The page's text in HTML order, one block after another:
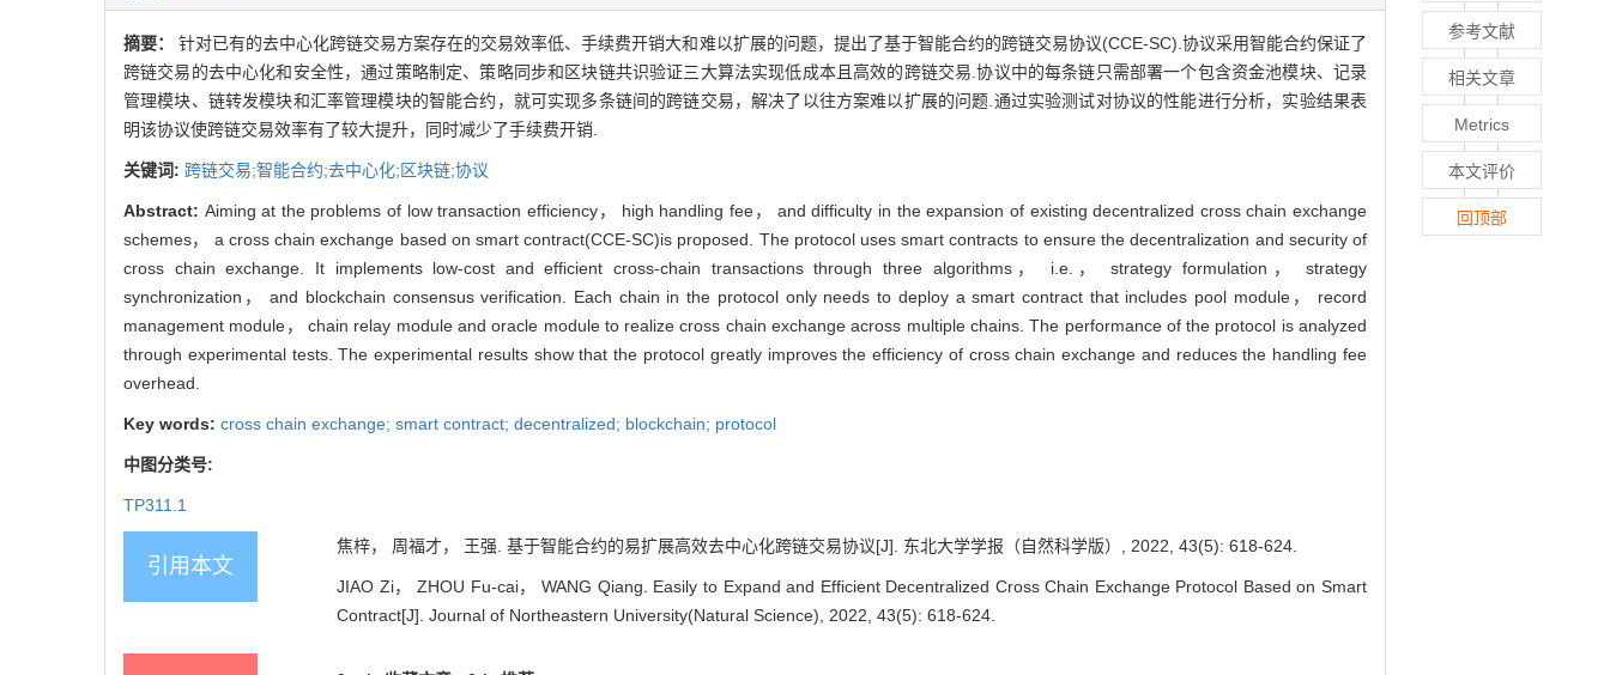
摘要：针对已有的去中心化跨链交易方案存在的交易效率低、手续费开销大和难以扩展的问题，提出了基于智能合约的跨链交易协议(CCE-SC).协议采用智能合约保证了
跨链交易的去中心化和安全性，通过策略制定、策略同步和区块链共识验证三大算法实现低成本且高效的跨链交易.协议中的每条链只需部署一个包含资金池模块、记录
管理模块、链转发模块和汇率管理模块的智能合约，就可实现多条链间的跨链交易，解决了以往方案难以扩展的问题.通过实验测试对协议的性能进行分析，实验结果表
明该协议使跨链交易效率有了较大提升，同时减少了手续费开销.
关键词: 跨链交易;智能合约;去中心化;区块链;协议
Abstract: Aiming at the problems of low transaction efficiency， high handling fee， and difficulty in the expansion of existing decentralized cross chain exchange
schemes， a cross chain exchange based on smart contract(CCE-SC)is proposed. The protocol uses smart contracts to ensure the decentralization and security of
cross chain exchange. It implements low-cost and efficient cross-chain transactions through three algorithms， i.e.， strategy formulation， strategy
synchronization， and blockchain consensus verification. Each chain in the protocol only needs to deploy a smart contract that includes pool module， record
management module， chain relay module and oracle module to realize cross chain exchange across multiple chains. The performance of the protocol is analyzed
through experimental tests. The experimental results show that the protocol greatly improves the efficiency of cross chain exchange and reduces the handling fee
overhead.
Key words: cross chain exchange; smart contract; decentralized; blockchain; protocol
中图分类号:
TP311.1
引用本文
焦梓， 周福才， 王强. 基于智能合约的易扩展高效去中心化跨链交易协议[J]. 东北大学学报（自然科学版）, 2022, 43(5): 618-624.
JIAO Zi， ZHOU Fu-cai， WANG Qiang. Easily to Expand and Efficient Decentralized Cross Chain Exchange Protocol Based on Smart
Contract[J]. Journal of Northeastern University(Natural Science), 2022, 43(5): 618-624.
参考文献
相关文章
Metrics
本文评价
回顶部